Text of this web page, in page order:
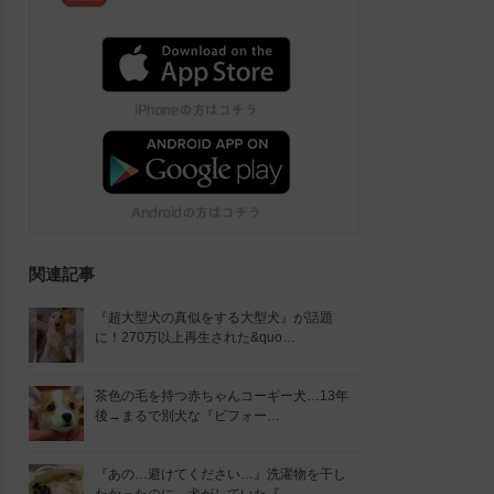
関連記事
『超大型犬の真似をする大型犬』が話題
に！270万以上再生された&quo…
茶色の毛を持つ赤ちゃんコーギー犬…13年
後→まるで別犬な『ビフォー…
『あの…避けてください…』洗濯物を干し